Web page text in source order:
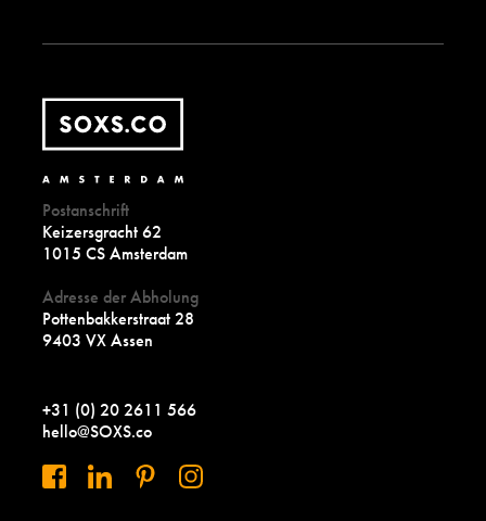
Postanschrift
Keizersgracht 62
1015 CS Amsterdam
Adresse der Abholung
Pottenbakkerstraat 28
9403 VX Assen
+31 (0) 20 2611 566
hello@SOXS.co